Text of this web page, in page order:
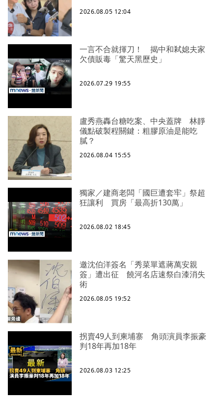
2026.08.05 12:04
一言不合就揮刀！ 揭中和弒媳夫家
欠債販毒「驚天黑歷史」
2026.07.29 19:55
盧秀燕轟台糖吃案、中央蓋牌 林靜
儀點破製程關鍵：粗膠原油是能吃
膩？
2026.08.04 15:55
獨家／建商老闆「國巨遭套牢」祭超
狂讓利 買房「最高折130萬」
2026.08.02 18:45
邀沈伯洋簽名「秀菜單遮蔣萬安親
簽」遭出征 饒河名店速祭白漆消失
術
2026.08.05 19:52
拐賣49人到柬埔寨 角頭演員李振豪
判18年再加18年
2026.08.03 12:25